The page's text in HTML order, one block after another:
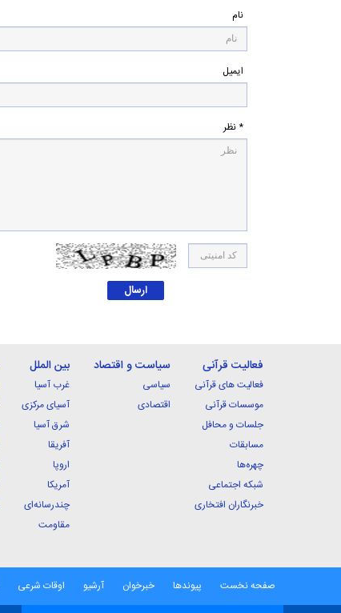
نام
ایمیل
* نظر
فعالیت قرآنی
فعالیت های قرآنی
موسسات قرآنی
جلسات و محافل
مسابقات
چهره‌ها
شبکه اجتماعی
خبرنگاران افتخاری
سیاست و اقتصاد
سیاسی
اقتصادی
بین الملل
غرب آسیا
آسیای مرکزی
شرق آسیا
آفریقا
اروپا
آمریکا
چندرسانه‌ای
مقاومت
صفحه نخست پیوندها خبرخوان آرشیو اوقات شرعی